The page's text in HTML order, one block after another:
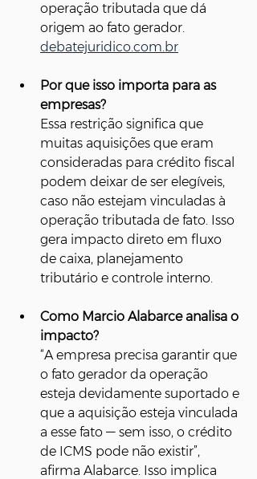
operação tributada que dá
origem ao fato gerador.
debatejuridico.com.br
Por que isso importa para as
empresas?
Essa restrição significa que
muitas aquisições que eram
consideradas para crédito fiscal
podem deixar de ser elegíveis,
caso não estejam vinculadas à
operação tributada de fato. Isso
gera impacto direto em fluxo
de caixa, planejamento
tributário e controle interno.
Como Marcio Alabarce analisa o
impacto?
“A empresa precisa garantir que
o fato gerador da operação
esteja devidamente suportado e
que a aquisição esteja vinculada
a esse fato — sem isso, o crédito
de ICMS pode não existir”,
afirma Alabarce. Isso implica